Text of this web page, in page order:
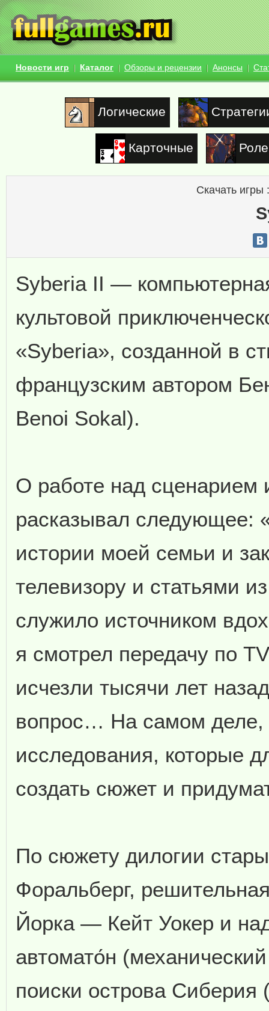
Новости игр Каталог Обзоры и рецензии Анонсы
Логические
Карточные
Скачать игры
Syberia II —
культовой
«Syberia», созданной в
французским автором
Benoi Sokal).
О работе над сценарием
расказывал следующее:
истории моей семьи и
телевизору и статьями
служило источником
я смотрел передачу по
исчезли тысячи лет
вопрос… На самом деле,
исследования, которые
создать сюжет и
По сюжету дилогии
Форальберг,
Йорка — Кейт Уокер и
автомато́н
поиски острова